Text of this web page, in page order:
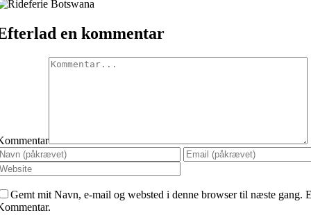
en kommentar
Gemt mit Navn, e-mail og websted i denne browser til næste gang.